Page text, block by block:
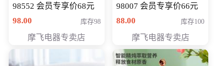
98552 会员专享价68元
98.00
库存98
摩飞电器专卖店
98007 会员专享价66元
88.00
库存100
摩飞电器专卖店